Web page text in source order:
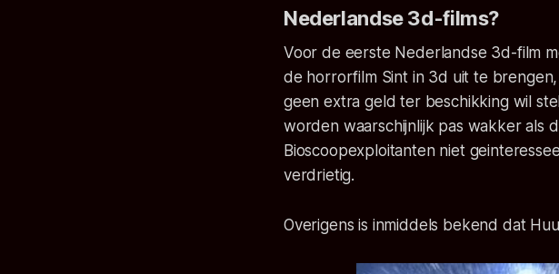
Nederlandse 3d-films?
Voor de eerste Nederlandse 3d-film
de horrorfilm Sint in 3d uit te
geen extra geld ter beschikking wil
worden waarschijnlijk pas wakker als
Bioscoopexploitanten niet
verdrietig.
Overigens is inmiddels bekend dat